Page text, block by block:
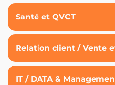
Santé et QVCT
Relation client / Vente
IT / DATA &